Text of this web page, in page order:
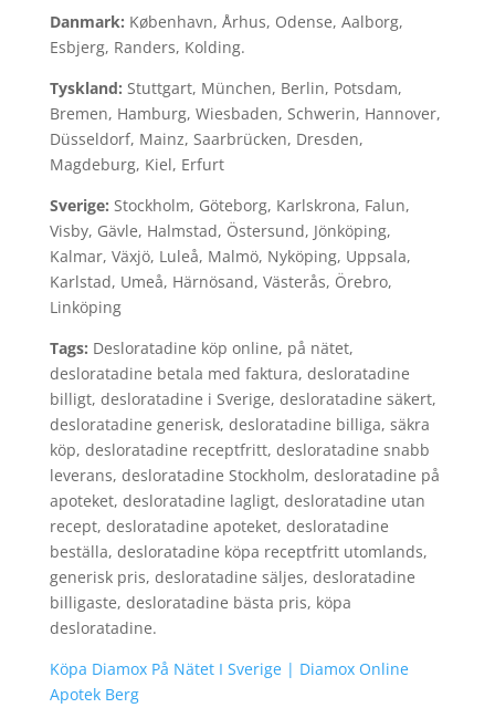
Danmark: København, Århus, Odense, Aalborg,
Esbjerg, Randers, Kolding.
Tyskland: Stuttgart, München, Berlin, Potsdam,
Bremen, Hamburg, Wiesbaden, Schwerin, Hannover,
Düsseldorf, Mainz, Saarbrücken, Dresden,
Magdeburg, Kiel, Erfurt
Sverige: Stockholm, Göteborg, Karlskrona, Falun,
Visby, Gävle, Halmstad, Östersund, Jönköping,
Kalmar, Växjö, Luleå, Malmö, Nyköping, Uppsala,
Karlstad, Umeå, Härnösand, Västerås, Örebro,
Linköping
Tags: Desloratadine köp online, på nätet,
desloratadine betala med faktura, desloratadine
billigt, desloratadine i Sverige, desloratadine säkert,
desloratadine generisk, desloratadine billiga, säkra
köp, desloratadine receptfritt, desloratadine snabb
leverans, desloratadine Stockholm, desloratadine på
apoteket, desloratadine lagligt, desloratadine utan
recept, desloratadine apoteket, desloratadine
beställa, desloratadine köpa receptfritt utomlands,
generisk pris, desloratadine säljes, desloratadine
billigaste, desloratadine bästa pris, köpa
desloratadine.
Köpa Diamox På Nätet I Sverige | Diamox Online
Apotek Berg